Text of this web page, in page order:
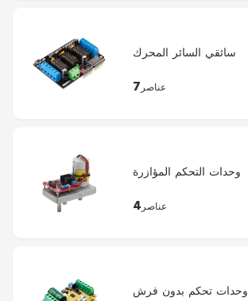
سائقي السائر المحرك
7 عناصر
وحدات التحكم المؤازرة
4 عناصر
وحدات تحكم بدون فرش